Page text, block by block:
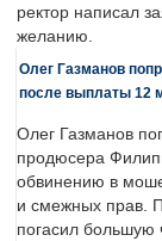
ректор написал
желанию.
Олег Газманов
после выплаты 12
Олег Газманов
продюсера
обвинению в
и смежных прав.
погасил большую